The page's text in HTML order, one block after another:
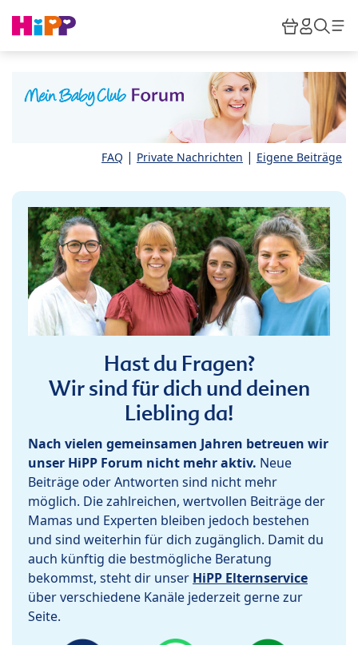
HiPP
FAQ | Private Nachrichten | Eigene Beiträge
Hast du Fragen?
Wir sind für dich und deinen
Liebling da!
Nach vielen gemeinsamen Jahren betreuen wir
unser HiPP Forum nicht mehr aktiv. Neue
Beiträge oder Antworten sind nicht mehr
möglich. Die zahlreichen, wertvollen Beiträge der
Mamas und Experten bleiben jedoch bestehen
und sind weiterhin für dich zugänglich. Damit du
auch künftig die bestmögliche Beratung
bekommst, steht dir unser HiPP Elternservice
über verschiedene Kanäle jederzeit gerne zur
Seite.